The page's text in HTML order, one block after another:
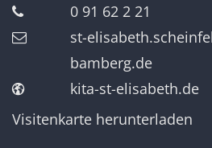
0 91 62 2 21
st-
bamberg.de
kita-st-elisabeth.de
Visitenkarte herunterladen